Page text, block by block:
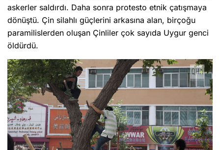
askerler saldırdı. Daha sonra protesto etnik çatışmaya
dönüştü. Çin silahlı güçlerini arkasına alan, birçoğu
paramilislerden oluşan Çinliler çok sayıda Uygur genci
öldürdü.